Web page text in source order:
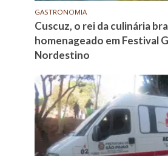
GASTRONOMIA
Cuscuz, o rei da culinária
homenageado em Festival
Nordestino